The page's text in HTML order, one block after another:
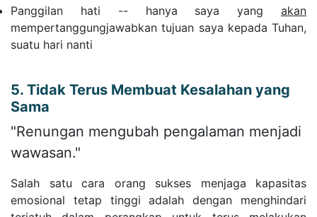
Panggilan hati -- hanya saya yang akan
mempertanggungjawabkan tujuan saya kepada Tuhan,
suatu hari nanti
5. Tidak Terus Membuat Kesalahan yang
Sama
"Renungan mengubah pengalaman menjadi
wawasan."
Salah satu cara orang sukses menjaga kapasitas
emosional tetap tinggi adalah dengan menghindari